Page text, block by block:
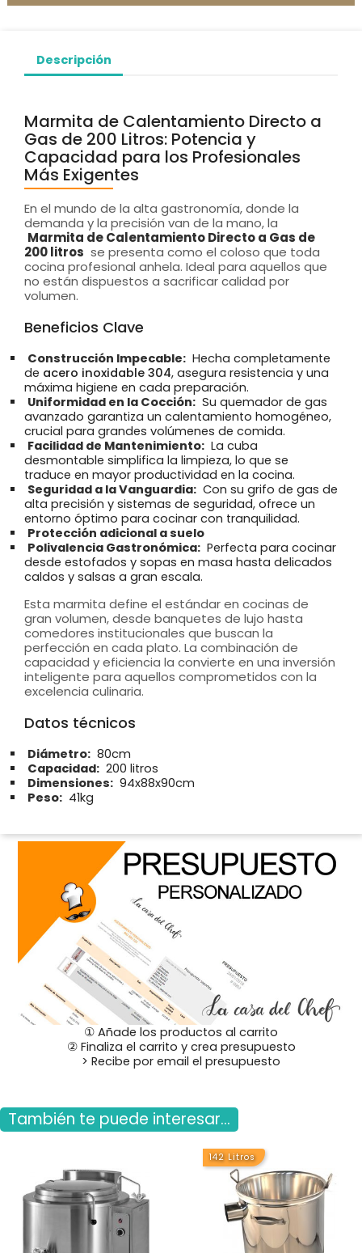
Descripción
Marmita de Calentamiento Directo a
Gas de 200 Litros: Potencia y
Capacidad para los Profesionales
Más Exigentes
En el mundo de la alta gastronomía, donde la
demanda y la precisión van de la mano, la
Marmita de Calentamiento Directo a Gas de
200 litros se presenta como el coloso que toda
cocina profesional anhela. Ideal para aquellos que
no están dispuestos a sacrificar calidad por
volumen.
Beneficios Clave
Construcción Impecable: Hecha completamente
de acero inoxidable 304, asegura resistencia y una
máxima higiene en cada preparación.
Uniformidad en la Cocción: Su quemador de gas
avanzado garantiza un calentamiento homogéneo,
crucial para grandes volúmenes de comida.
Facilidad de Mantenimiento: La cuba
desmontable simplifica la limpieza, lo que se
traduce en mayor productividad en la cocina.
Seguridad a la Vanguardia: Con su grifo de gas de
alta precisión y sistemas de seguridad, ofrece un
entorno óptimo para cocinar con tranquilidad.
Protección adicional a suelo
Polivalencia Gastronómica: Perfecta para cocinar
desde estofados y sopas en masa hasta delicados
caldos y salsas a gran escala.
Esta marmita define el estándar en cocinas de
gran volumen, desde banquetes de lujo hasta
comedores institucionales que buscan la
perfección en cada plato. La combinación de
capacidad y eficiencia la convierte en una inversión
inteligente para aquellos comprometidos con la
excelencia culinaria.
Datos técnicos
Diámetro: 80cm
Capacidad: 200 litros
Dimensiones: 94x88x90cm
Peso: 41kg
① Añade los productos al carrito
② Finaliza el carrito y crea presupuesto
> Recibe por email el presupuesto
También te puede interesar...
142 Litros